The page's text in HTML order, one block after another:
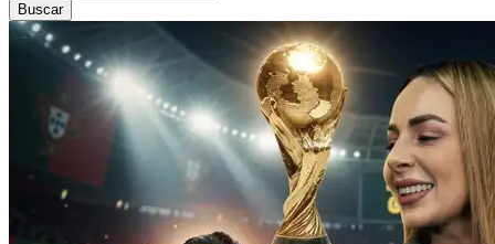
Buscar